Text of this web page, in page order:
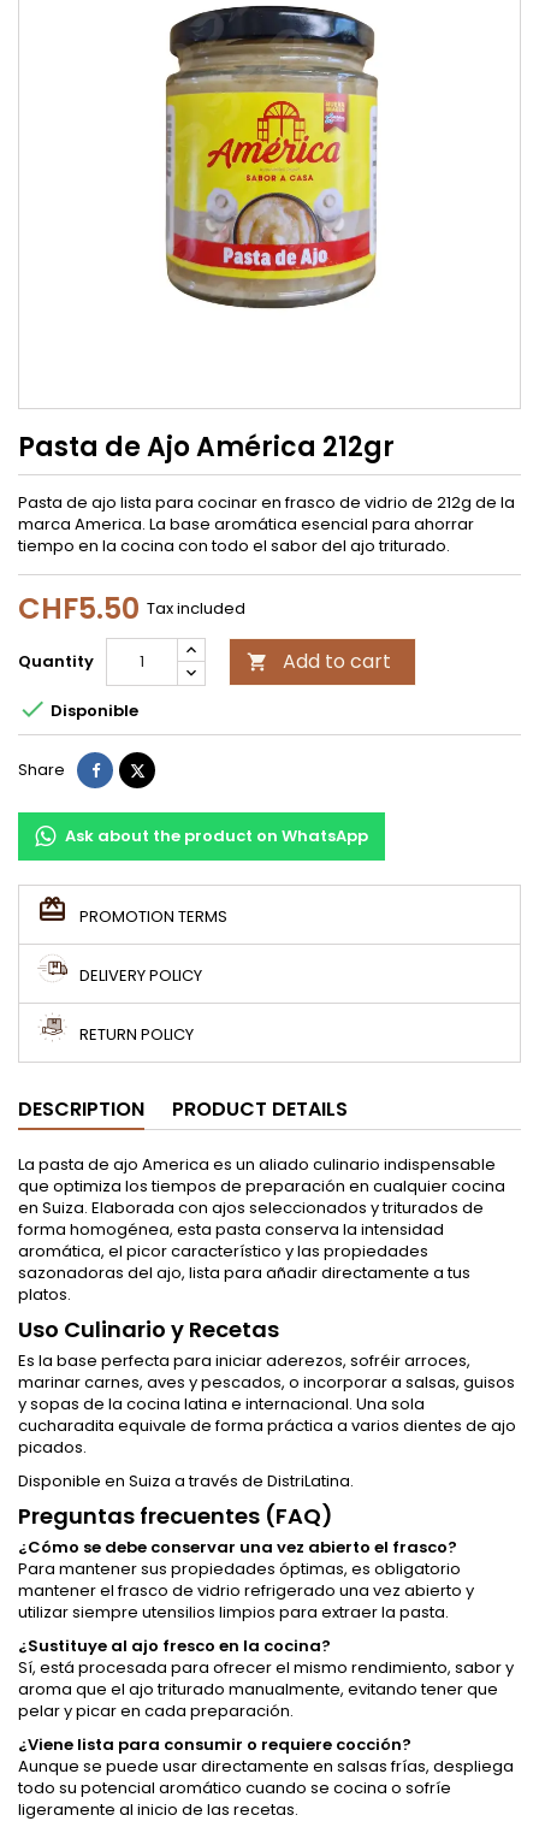
Pasta de Ajo América 212gr
Pasta de ajo lista para cocinar en frasco de vidrio de 212g de la
marca America. La base aromática esencial para ahorrar
tiempo en la cocina con todo el sabor del ajo triturado.
CHF5.50 Tax included
Quantity  Add to cart
 Disponible
Share ShareTweet
Ask about the product on WhatsApp
PROMOTION TERMS
DELIVERY POLICY
RETURN POLICY
DESCRIPTION PRODUCT DETAILS
La pasta de ajo America es un aliado culinario indispensable
que optimiza los tiempos de preparación en cualquier cocina
en Suiza. Elaborada con ajos seleccionados y triturados de
forma homogénea, esta pasta conserva la intensidad
aromática, el picor característico y las propiedades
sazonadoras del ajo, lista para añadir directamente a tus
platos.
Uso Culinario y Recetas
Es la base perfecta para iniciar aderezos, sofréir arroces,
marinar carnes, aves y pescados, o incorporar a salsas, guisos
y sopas de la cocina latina e internacional. Una sola
cucharadita equivale de forma práctica a varios dientes de ajo
picados.
Disponible en Suiza a través de DistriLatina.
Preguntas frecuentes (FAQ)
¿Cómo se debe conservar una vez abierto el frasco?
Para mantener sus propiedades óptimas, es obligatorio
mantener el frasco de vidrio refrigerado una vez abierto y
utilizar siempre utensilios limpios para extraer la pasta.
¿Sustituye al ajo fresco en la cocina?
Sí, está procesada para ofrecer el mismo rendimiento, sabor y
aroma que el ajo triturado manualmente, evitando tener que
pelar y picar en cada preparación.
¿Viene lista para consumir o requiere cocción?
Aunque se puede usar directamente en salsas frías, despliega
todo su potencial aromático cuando se cocina o sofríe
ligeramente al inicio de las recetas.